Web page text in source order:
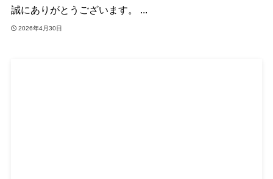
誠にありがとうございます。 ...
2026年4月30日